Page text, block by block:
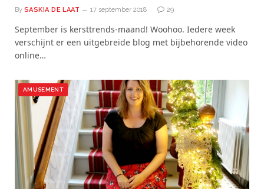
By SASKIA DE LAAT 17 september 2018 29
September is kersttrends-maand! Woohoo. Iedere week
verschijnt er een uitgebreide blog met bijbehorende video
online…
AMUSEMENT